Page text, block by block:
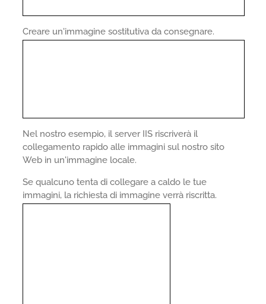
Creare un'immagine sostitutiva da consegnare.
Nel nostro esempio, il server IIS riscriverà il
collegamento rapido alle immagini sul nostro sito
Web in un'immagine locale.
Se qualcuno tenta di collegare a caldo le tue
immagini, la richiesta di immagine verrà riscritta.